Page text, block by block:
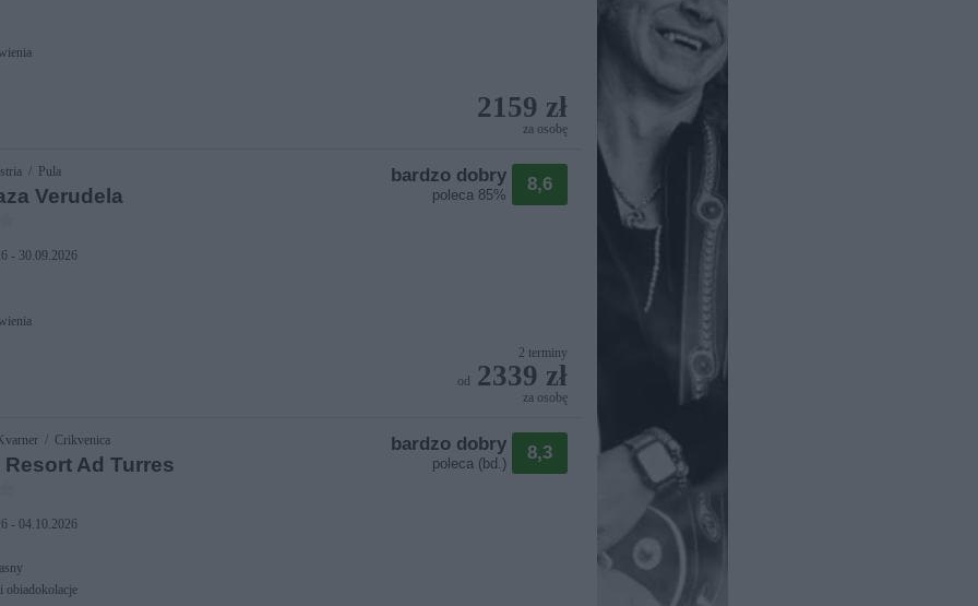
2159 zł
za osobę
/ Pula
Verudela
- 30.09.2026
bardzo dobry
poleca 85%
8,6
2 terminy
od
2339 zł
za osobę
/ Crikvenica
Ad Turres
- 04.10.2026
obiadokolacje
bardzo dobry
poleca (bd.)
8,3